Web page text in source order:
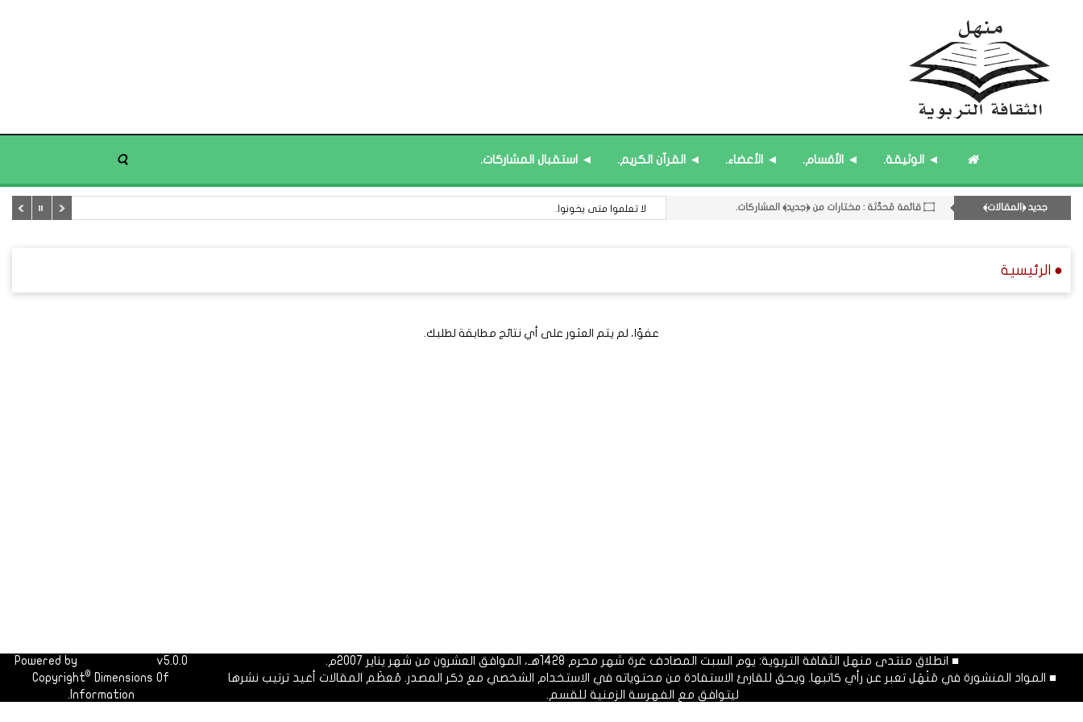
◄ الوثيقة. ◄ الأقسام. ◄ الأعضاء. ◄ القرآن الكريم. ◄ استقبال المشاركات.
جديد ﴿المقالات﴾
۝ قائمة مُثبتة : مشرف منهل الثقافة التربوية.
۝ قائمة مُثبتة : إدارة منهل الثقافة التربوية.
11- القسم الحادي عشر : ﴿اللقاءات الشخصية - الثقافة المتسلسلة﴾.
۝ قائمة مُحدَّثة : مختارات من ﴿جديد﴾ المشاركات. لا تعلموا متى يخونوا.
● الرئيسية
عفوًا، لم يتم العثور على أي نتائج مطابقة لطلبك.
■ انطلاق منتدى منهل الثقافة التربوية: يوم السبت المصادف غرة شهر محرم 1428هـ، الموافق العشرون من شهر يناير 2007م.
■ المواد المنشورة في مَنْهَل تعبر عن رأي كاتبها. ويحق للقارئ الاستفادة من محتوياته في الاستخدام الشخصي مع ذكر المصدر. مُعظَم المقالات أعيد ترتيب نشرها
ليتوافق مع الفهرسة الزمنية للقسم.
Powered by
v5.0.0
Copyright© Dimensions Of
Information.